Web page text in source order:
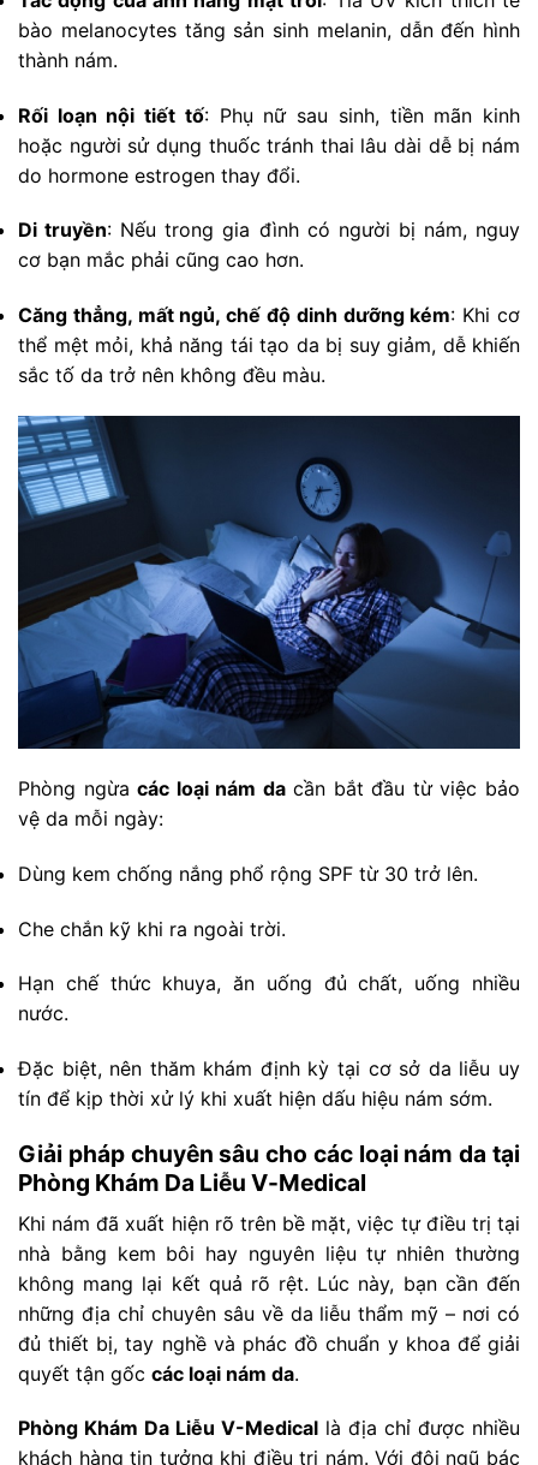
bào melanocytes tăng sản sinh melanin, dẫn đến hình
thành nám.
Rối loạn nội tiết tố: Phụ nữ sau sinh, tiền mãn kinh
hoặc người sử dụng thuốc tránh thai lâu dài dễ bị nám
do hormone estrogen thay đổi.
Di truyền: Nếu trong gia đình có người bị nám, nguy
cơ bạn mắc phải cũng cao hơn.
Căng thẳng, mất ngủ, chế độ dinh dưỡng kém: Khi cơ
thể mệt mỏi, khả năng tái tạo da bị suy giảm, dễ khiến
sắc tố da trở nên không đều màu.
Phòng ngừacác loại nám dacần bắt đầu từ việc bảo
vệ da mỗi ngày:
Dùng kem chống nắng phổ rộng SPF từ 30 trở lên.
Che chắn kỹ khi ra ngoài trời.
Hạn chế thức khuya, ăn uống đủ chất, uống nhiều
nước.
Đặc biệt, nên thăm khám định kỳ tại cơ sở da liễu uy
tín để kịp thời xử lý khi xuất hiện dấu hiệu nám sớm.
Giải pháp chuyên sâu cho các loại nám da tại
Phòng Khám Da Liễu V-Medical
Khi nám đã xuất hiện rõ trên bề mặt, việc tự điều trị tại
nhà bằng kem bôi hay nguyên liệu tự nhiên thường
không mang lại kết quả rõ rệt. Lúc này, bạn cần đến
những địa chỉ chuyên sâu về da liễu thẩm mỹ – nơi có
đủ thiết bị, tay nghề và phác đồ chuẩn y khoa để giải
quyết tận gốc các loại nám da.
Phòng Khám Da Liễu V-Medical là địa chỉ được nhiều
khách hàng tin tưởng khi điều trị nám. Với đội ngũ bác